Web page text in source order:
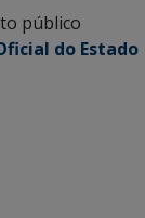
público
do Estado